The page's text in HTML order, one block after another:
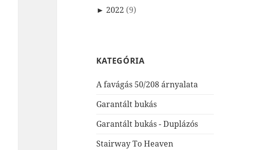
► 2022 (9)
KATEGÓRIA
A favágás 50/208 árnyalata
Garantált bukás
Garantált bukás - Duplázós
Stairway To Heaven